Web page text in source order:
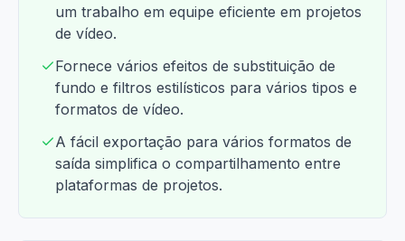
um trabalho em equipe eficiente em projetos
de vídeo.
Fornece vários efeitos de substituição de
fundo e filtros estilísticos para vários tipos e
formatos de vídeo.
A fácil exportação para vários formatos de
saída simplifica o compartilhamento entre
plataformas de projetos.